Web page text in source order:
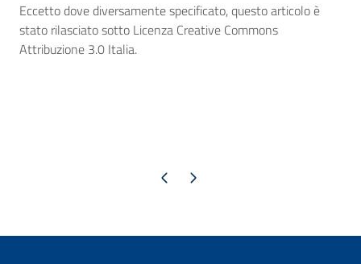
Eccetto dove diversamente specificato, questo articolo è
stato rilasciato sotto Licenza Creative Commons
Attribuzione 3.0 Italia.
Pagina precedente
Pagina successiva